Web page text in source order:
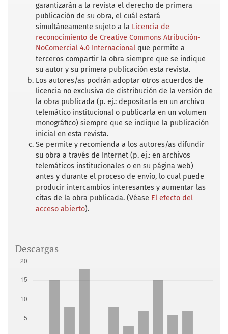
garantizarán a la revista el derecho de primera
publicación de su obra, el cuál estará
simultáneamente sujeto a la Licencia de
reconocimiento de Creative Commons Atribución-
NoComercial 4.0 Internacional que permite a
terceros compartir la obra siempre que se indique
su autor y su primera publicación esta revista.
Los autores/as podrán adoptar otros acuerdos de
licencia no exclusiva de distribución de la versión de
la obra publicada (p. ej.: depositarla en un archivo
telemático institucional o publicarla en un volumen
monográfico) siempre que se indique la publicación
inicial en esta revista.
Se permite y recomienda a los autores/as difundir
su obra a través de Internet (p. ej.: en archivos
telemáticos institucionales o en su página web)
antes y durante el proceso de envío, lo cual puede
producir intercambios interesantes y aumentar las
citas de la obra publicada. (Véase El efecto del
acceso abierto).
Descargas